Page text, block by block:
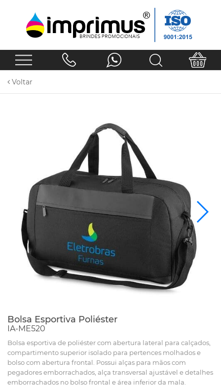
Voltar
Bolsa Esportiva Poliéster
IA-ME520
Bolsa esportiva de poliéster com abertura lateral para calçados,
compartimento superior isolado para pertences molhados e
bolso com abertura frontal. Possui alças para mãos com
pegadores emborrachados, alça transversal ajustável e detalhes
emborrachados no bolso frontal e área inferior da mala.